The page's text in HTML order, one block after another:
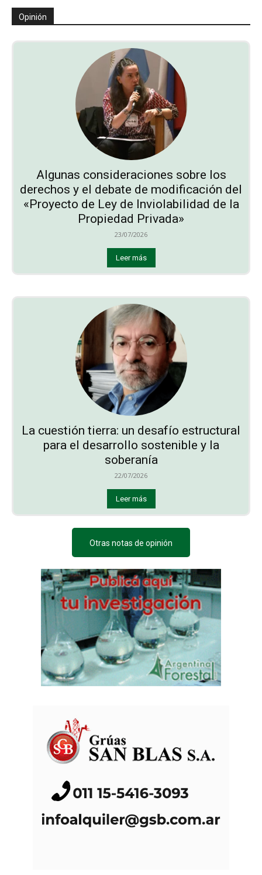
Opinión
Algunas consideraciones sobre los
derechos y el debate de modificación del
«Proyecto de Ley de Inviolabilidad de la
Propiedad Privada»
23/07/2026
Leer más
La cuestión tierra: un desafío estructural
para el desarrollo sostenible y la
soberanía
22/07/2026
Leer más
Otras notas de opinión